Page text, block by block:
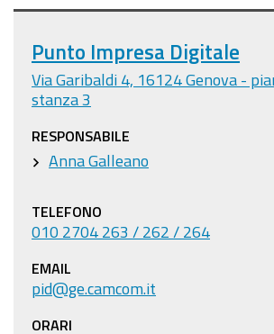
Punto Impresa Digitale
Via Garibaldi 4, 16124 Genova -
stanza 3
RESPONSABILE
Anna Galleano
TELEFONO
010 2704 263 / 262 / 264
EMAIL
pid@ge.camcom.it
ORARI